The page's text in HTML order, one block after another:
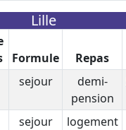
Lille
Formule Repas
sejour
demi-
pension
sejour
logement